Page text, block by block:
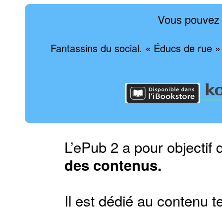
Vous
Fantassins du social. « Éducs de rue
L’ePub 2 a pour
des contenus.
Il est dédié au contenu